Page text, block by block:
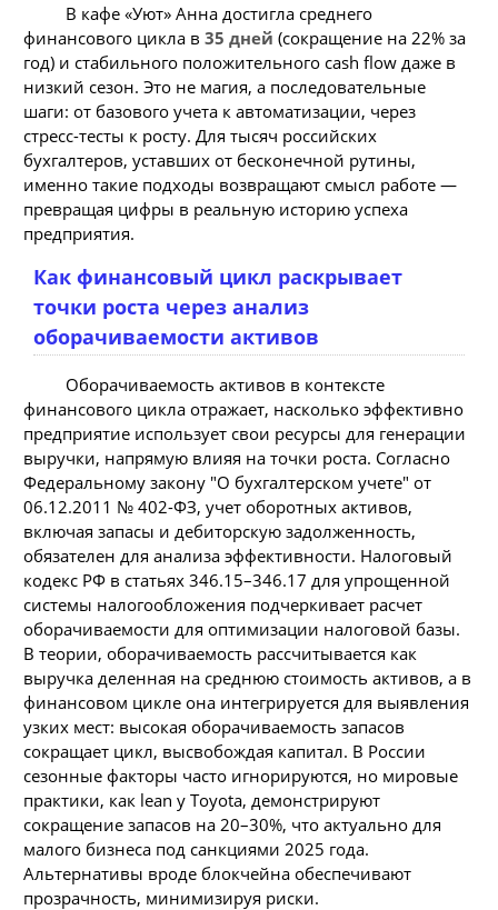
В кафе «Уют» Анна достигла среднего
финансового цикла в 35 дней (сокращение на 22% за
год) и стабильного положительного cash flow даже в
низкий сезон. Это не магия, а последовательные
шаги: от базового учета к автоматизации, через
стресс-тесты к росту. Для тысяч российских
бухгалтеров, уставших от бесконечной рутины,
именно такие подходы возвращают смысл работе —
превращая цифры в реальную историю успеха
предприятия.
Как финансовый цикл раскрывает
точки роста через анализ
оборачиваемости активов
Оборачиваемость активов в контексте
финансового цикла отражает, насколько эффективно
предприятие использует свои ресурсы для генерации
выручки, напрямую влияя на точки роста. Согласно
Федеральному закону "О бухгалтерском учете" от
06.12.2011 № 402-ФЗ, учет оборотных активов,
включая запасы и дебиторскую задолженность,
обязателен для анализа эффективности. Налоговый
кодекс РФ в статьях 346.15–346.17 для упрощенной
системы налогообложения подчеркивает расчет
оборачиваемости для оптимизации налоговой базы.
В теории, оборачиваемость рассчитывается как
выручка деленная на среднюю стоимость активов, а в
финансовом цикле она интегрируется для выявления
узких мест: высокая оборачиваемость запасов
сокращает цикл, высвобождая капитал. В России
сезонные факторы часто игнорируются, но мировые
практики, как lean у Toyota, демонстрируют
сокращение запасов на 20–30%, что актуально для
малого бизнеса под санкциями 2025 года.
Альтернативы вроде блокчейна обеспечивают
прозрачность, минимизируя риски.